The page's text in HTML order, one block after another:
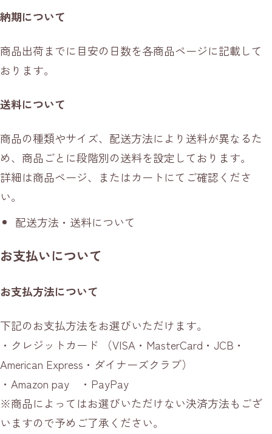
納期について
商品出荷までに目安の日数を各商品ページに記載して
おります。
送料について
商品の種類やサイズ、配送方法により送料が異なるた
め、商品ごとに段階別の送料を設定しております。
詳細は商品ページ、またはカートにてご確認くださ
い。
配送方法・送料について
お支払いについて
お支払方法について
下記のお支払方法をお選びいただけます。
・クレジットカード （VISA・MasterCard・JCB・
American Express・ダイナーズクラブ）
・Amazon pay ・PayPay
※商品によってはお選びいただけない決済方法もござ
いますので予めご了承ください。